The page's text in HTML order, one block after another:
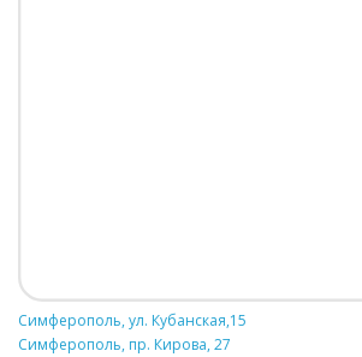
Симферополь, ул. Кубанская,15
Симферополь, пр. Кирова, 27